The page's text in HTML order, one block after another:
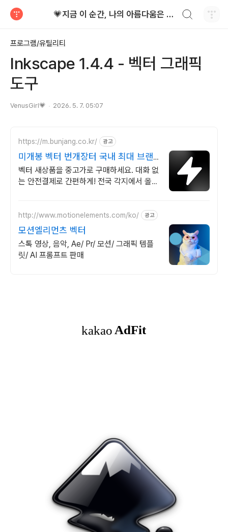
💗지금 이 순간, 나의 아름다움은 가장 빛난다!
프로그램/유틸리티
Inkscape 1.4.4 - 벡터 그래픽
도구
VenusGirl💗 2026. 5. 7. 05:07
https://m.bunjang.co.kr/ 광고
미개봉 벡터 번개장터 국내 최대 브랜
드 중고거래
벡터 새상품을 중고가로 구매하세요. 대화 없
는 안전결제로 간편하게! 전국 각지에서 올라
http://www.motionelements.com/ko/ 광고
모션엘리먼츠 벡터
스톡 영상, 음악, Ae/ Pr/ 모션/ 그래픽 템플
릿/ AI 프롬프트 판매